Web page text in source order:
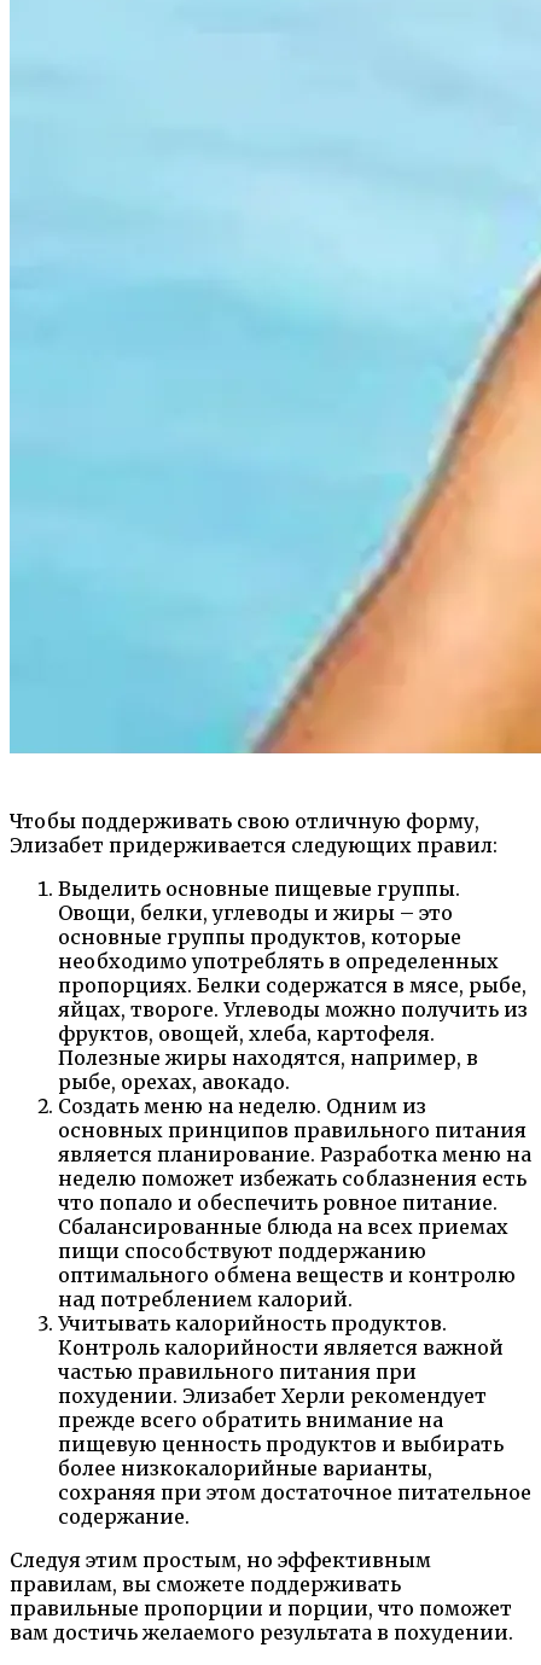
Чтобы поддерживать свою отличную форму,
Элизабет придерживается следующих правил:
Выделить основные пищевые группы.
Овощи, белки, углеводы и жиры – это
основные группы продуктов, которые
необходимо употреблять в определенных
пропорциях. Белки содержатся в мясе, рыбе,
яйцах, твороге. Углеводы можно получить из
фруктов, овощей, хлеба, картофеля.
Полезные жиры находятся, например, в
рыбе, орехах, авокадо.
Создать меню на неделю. Одним из
основных принципов правильного питания
является планирование. Разработка меню на
неделю поможет избежать соблазнения есть
что попало и обеспечить ровное питание.
Сбалансированные блюда на всех приемах
пищи способствуют поддержанию
оптимального обмена веществ и контролю
над потреблением калорий.
Учитывать калорийность продуктов.
Контроль калорийности является важной
частью правильного питания при
похудении. Элизабет Херли рекомендует
прежде всего обратить внимание на
пищевую ценность продуктов и выбирать
более низкокалорийные варианты,
сохраняя при этом достаточное питательное
содержание.
Следуя этим простым, но эффективным
правилам, вы сможете поддерживать
правильные пропорции и порции, что поможет
вам достичь желаемого результата в похудении.